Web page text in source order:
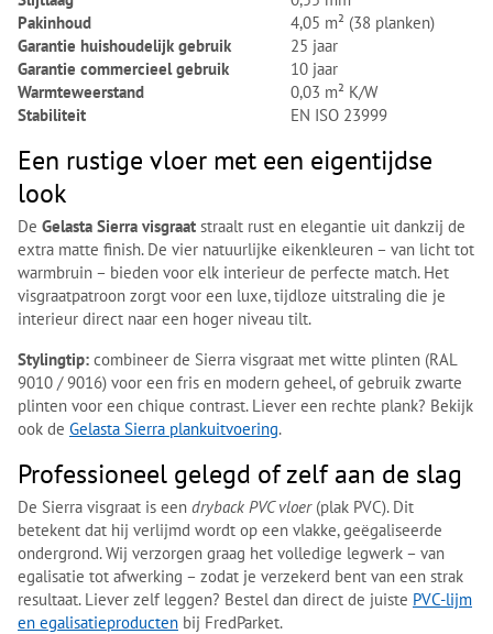
Pakinhoud
4,05 m² (38 planken)
Garantie huishoudelijk gebruik
25 jaar
Garantie commercieel gebruik
10 jaar
Warmteweerstand
0,03 m² K/W
Stabiliteit
EN ISO 23999
Een rustige vloer met een eigentijdse
look
De Gelasta Sierra visgraat straalt rust en elegantie uit dankzij de
extra matte finish. De vier natuurlijke eikenkleuren – van licht tot
warmbruin – bieden voor elk interieur de perfecte match. Het
visgraatpatroon zorgt voor een luxe, tijdloze uitstraling die je
interieur direct naar een hoger niveau tilt.
Stylingtip: combineer de Sierra visgraat met witte plinten (RAL
9010 / 9016) voor een fris en modern geheel, of gebruik zwarte
plinten voor een chique contrast. Liever een rechte plank? Bekijk
ook de Gelasta Sierra plankuitvoering.
Professioneel gelegd of zelf aan de slag
De Sierra visgraat is een dryback PVC vloer(plak PVC). Dit
betekent dat hij verlijmd wordt op een vlakke, geëgaliseerde
ondergrond. Wij verzorgen graag het volledige legwerk – van
egalisatie tot afwerking – zodat je verzekerd bent van een strak
resultaat. Liever zelf leggen? Bestel dan direct de juiste PVC-lijm
en egalisatieproducten bij FredParket.